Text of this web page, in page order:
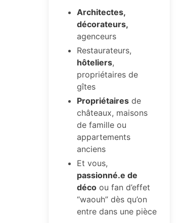
Architectes,
décorateurs,
agenceurs
Restaurateurs,
hôteliers,
propriétaires de
gîtes
Propriétaires de
châteaux, maisons
de famille ou
appartements
anciens
Et vous,
passionné.e de
déco ou fan d’effet
“waouh” dès qu’on
entre dans une pièce